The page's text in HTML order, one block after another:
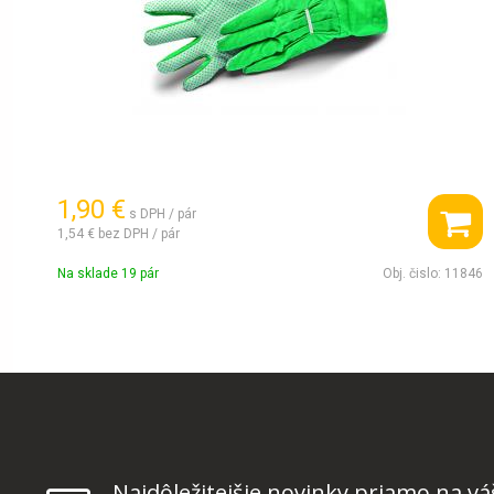
1,90 € s DPH / pár
1,54 € bez DPH / pár
Na sklade 19 pár Obj. čislo: 11846